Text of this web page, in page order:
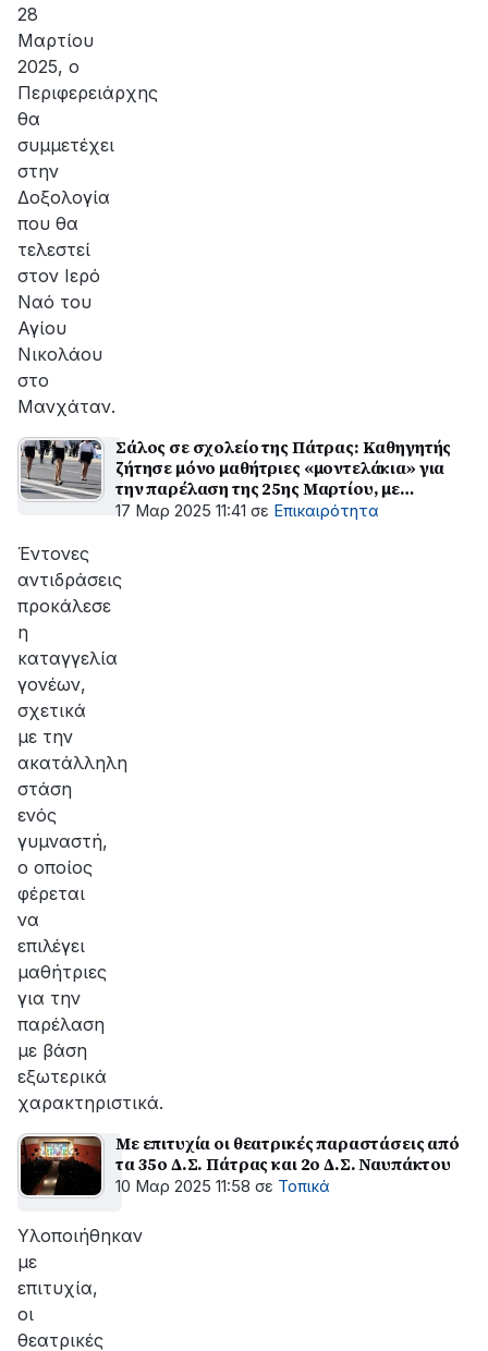
28
Μαρτίου
2025, ο
Περιφερειάρχης
θα
συμμετέχει
στην
Δοξολογία
που θα
τελεστεί
στον Ιερό
Ναό του
Αγίου
Νικολάου
στο
Μανχάταν.
Σάλος σε σχολείο της Πάτρας: Καθηγητής
ζήτησε μόνο μαθήτριες «μοντελάκια» για
την παρέλαση της 25ης Μαρτίου, με
σεξιστικά σχόλια!
17 Μαρ 2025 11:41 σε Επικαιρότητα
Έντονες
αντιδράσεις
προκάλεσε
η
καταγγελία
γονέων,
σχετικά
με την
ακατάλληλη
στάση
ενός
γυμναστή,
ο οποίος
φέρεται
να
επιλέγει
μαθήτριες
για την
παρέλαση
με βάση
εξωτερικά
χαρακτηριστικά.
Με επιτυχία οι θεατρικές παραστάσεις από
τα 35ο Δ.Σ. Πάτρας και 2ο Δ.Σ. Ναυπάκτου
10 Μαρ 2025 11:58 σε Τοπικά
Υλοποιήθηκαν
με
επιτυχία,
οι
θεατρικές